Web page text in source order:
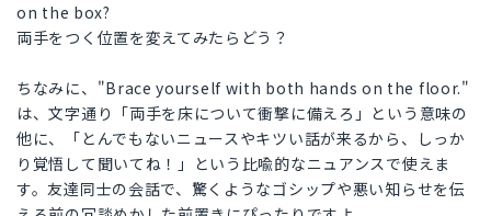
on the box?
両手をつく位置を変えてみたらどう？
ちなみに、"Brace yourself with both hands on the floor."
は、文字通り「両手を床について衝撃に備えろ」という意味の
他に、「とんでもないニュースやキツい話が来るから、しっか
り覚悟して聞いてね！」という比喩的なニュアンスで使えま
す。友達同士の会話で、驚くようなゴシップや悪い知らせを伝